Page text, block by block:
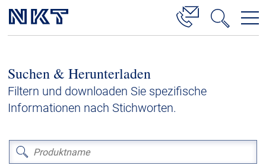
Hochspannung
Kabelservice
Niederspannung
Suchen & Herunterladen
Filtern und downloaden Sie spezifische
Informationen nach Stichworten.